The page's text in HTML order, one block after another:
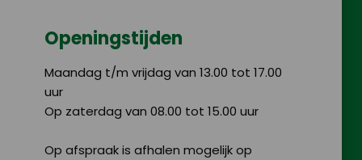
Openingstijden
Maandag t/m vrijdag van 13.00 tot 17.00
uur
Op zaterdag van 08.00 tot 15.00 uur
Op afspraak is afhalen mogelijk op